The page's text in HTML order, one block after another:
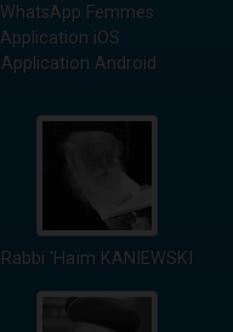
WhatsApp Femmes
Application iOS
Application Android
Rabbi 'Haïm KANIEWSKI